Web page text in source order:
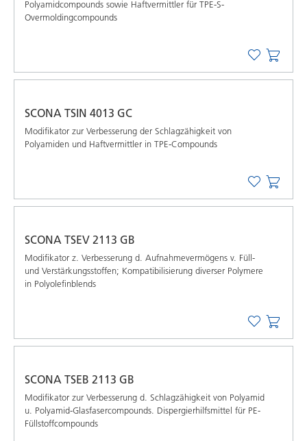
Polyamidcompounds sowie Haftvermittler für TPE-S-
Overmoldingcompounds
SCONA TSIN 4013 GC
Modifikator zur Verbesserung der Schlagzähigkeit von
Polyamiden und Haftvermittler in TPE-Compounds
SCONA TSEV 2113 GB
Modifikator z. Verbesserung d. Aufnahmevermögens v. Füll-
und Verstärkungsstoffen; Kompatibilisierung diverser Polymere
in Polyolefinblends
SCONA TSEB 2113 GB
Modifikator zur Verbesserung d. Schlagzähigkeit von Polyamid
u. Polyamid-Glasfasercompounds. Dispergierhilfsmittel für PE-
Füllstoffcompounds